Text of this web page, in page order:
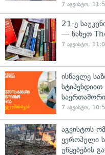
7 აგვისტო,
21-ე
— ნახეთ
7 აგვისტო,
ისწავლე
7 აგვისტო,
აგვისტოს
ევროპული
უწყებების